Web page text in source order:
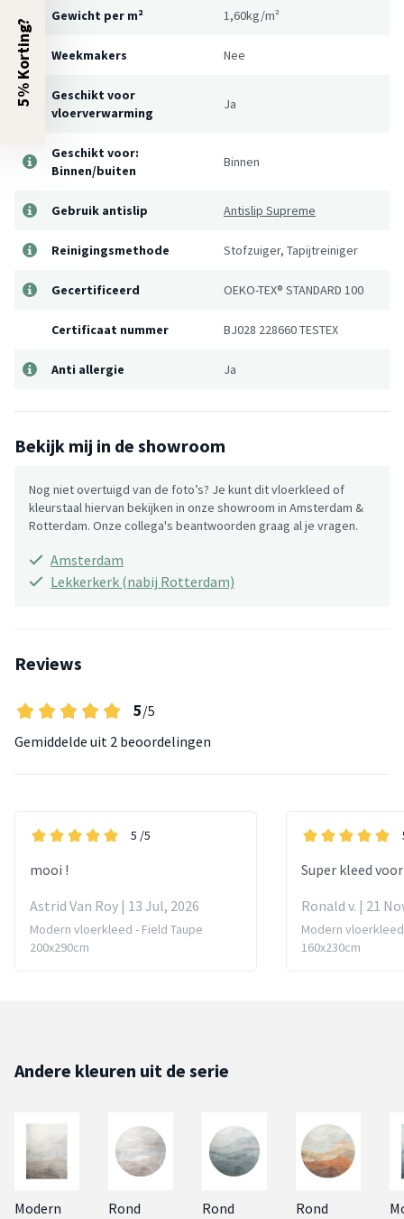
Gewicht per m² 1,60kg/m²
Weekmakers Nee
Geschikt voor
vloerverwarming
Ja
Geschikt voor:
Binnen/buiten
Binnen
Gebruik antislip Antislip Supreme
Reinigingsmethode Stofzuiger, Tapijtreiniger
Gecertificeerd OEKO-TEX® STANDARD 100
Certificaat nummer BJ028 228660 TESTEX
Anti allergie Ja
Bekijk mij in de showroom
Nog niet overtuigd van de foto’s? Je kunt dit vloerkleed of
kleurstaal hiervan bekijken in onze showroom in Amsterdam &
Rotterdam. Onze collega's beantwoorden graag al je vragen.
Amsterdam
Lekkerkerk (nabij Rotterdam)
Reviews
5/5
Gemiddelde uit 2 beoordelingen
5 /5
mooi !
Astrid Van Roy | 13 Jul, 2026
Modern vloerkleed - Field Taupe
200x290cm
Super kleed
Ronald v. | 21
Modern
160x230cm
Andere kleuren uit de serie
Modern
Rond
Rond
Rond
5% Korting?